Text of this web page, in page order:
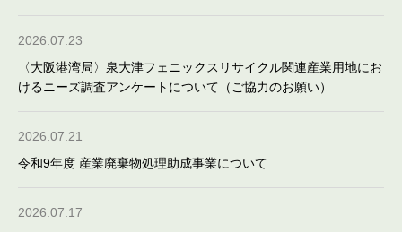
2026.07.23
〈大阪港湾局〉泉大津フェニックスリサイクル関連産業用地にお
けるニーズ調査アンケートについて（ご協力のお願い）
2026.07.21
令和9年度 産業廃棄物処理助成事業について
2026.07.17